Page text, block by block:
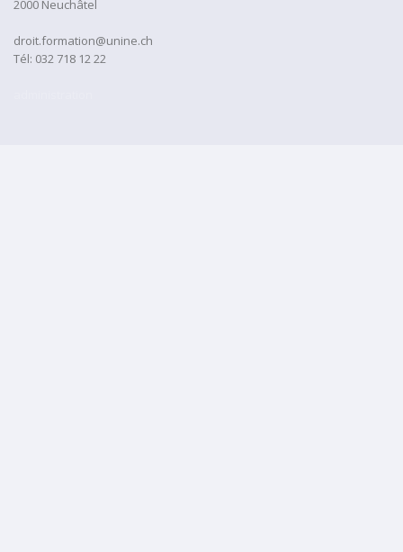
2000 Neuchâtel
droit.formation@unine.ch
Tél: 032 718 12 22